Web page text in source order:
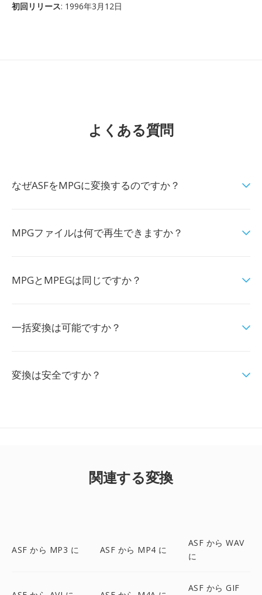
初回リリース: 1996年3月12日
よくある質問
なぜASFをMPGに変換するのですか？
MPGファイルは何で再生できますか？
MPGとMPEGは同じですか？
一括変換は可能ですか？
変換は安全ですか？
関連する変換
ASF から MP3 に ASF から MP4 に
ASF から WAV
に
ASF から GIF